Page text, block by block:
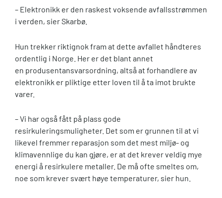
– Elektronikk er den raskest voksende avfallsstrømmen
i verden, sier Skarbø.
Hun trekker riktignok fram at dette avfallet håndteres
ordentlig i Norge. Her er det blant annet
en produsentansvarsordning, altså at forhandlere av
elektronikk er pliktige etter loven til å ta imot brukte
varer.
– Vi har også fått på plass gode
resirkuleringsmuligheter. Det som er grunnen til at vi
likevel fremmer reparasjon som det mest miljø- og
klimavennlige du kan gjøre, er at det krever veldig mye
energi å resirkulere metaller. De må ofte smeltes om,
noe som krever svært høye temperaturer, sier hun.